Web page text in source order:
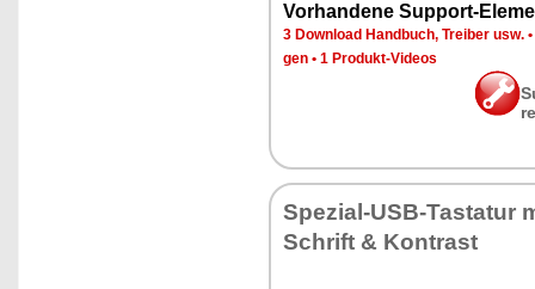
Vor­han­de­ne Sup­port-
3 Down­load Hand­buch, Trei­ber usw. •
gen • 1 Pro­dukt-Vi­de­os
Spe­zi­al-USB-Tas­ta­tur
Schrift & Kon­trast